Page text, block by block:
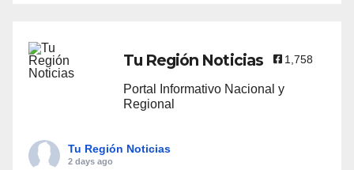
Tu Región Noticias 1,758
Portal Informativo Nacional y
Regional
Tu Región Noticias
2 days ago